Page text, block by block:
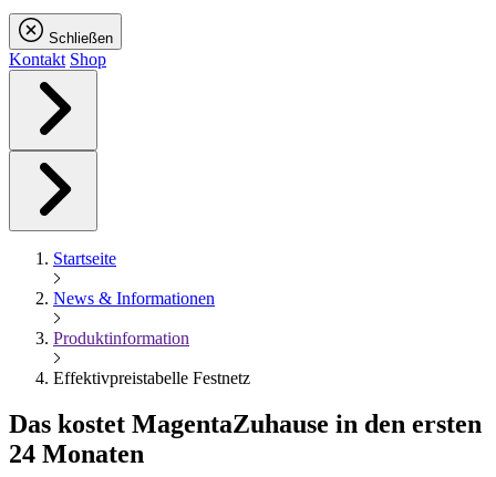
Schließen
Kontakt Shop
Startseite
News & Informationen
Produktinformation
Effektivpreistabelle Festnetz
Das kostet MagentaZuhause in den ersten
24 Monaten